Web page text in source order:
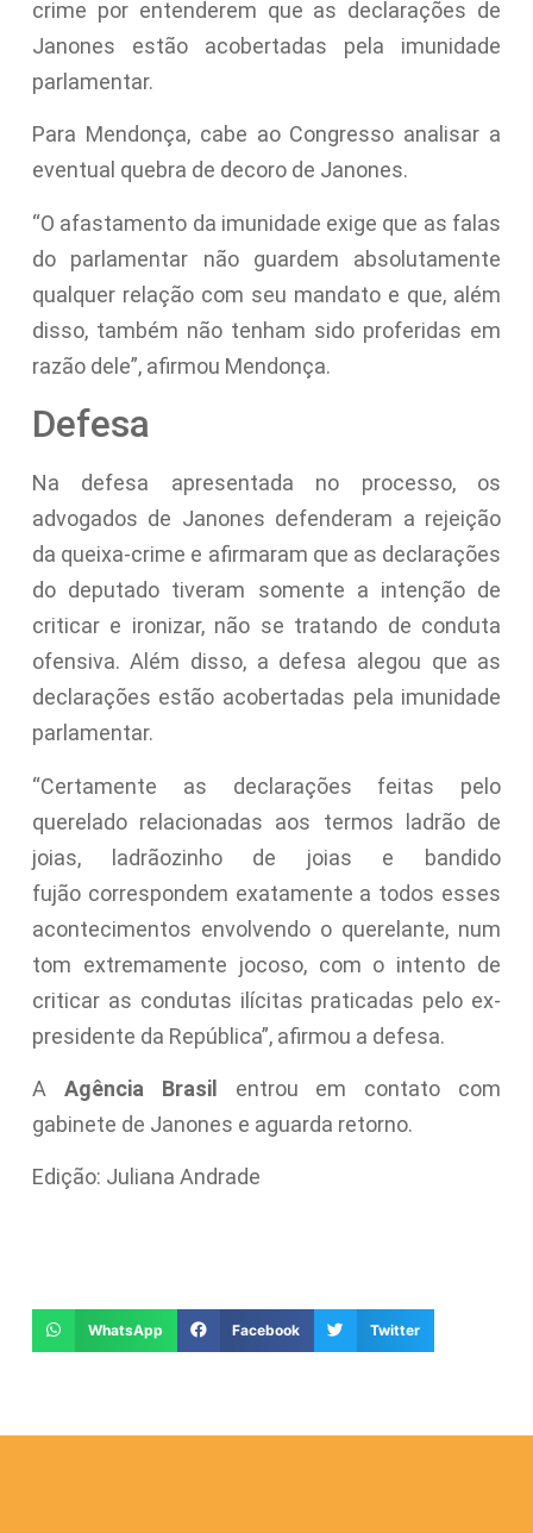
crime por entenderem que as declarações de
Janones estão acobertadas pela imunidade
parlamentar.
Para Mendonça, cabe ao Congresso analisar a
eventual quebra de decoro de Janones.
“O afastamento da imunidade exige que as falas
do parlamentar não guardem absolutamente
qualquer relação com seu mandato e que, além
disso, também não tenham sido proferidas em
razão dele”, afirmou Mendonça.
Defesa
Na defesa apresentada no processo, os
advogados de Janones defenderam a rejeição
da queixa-crime e afirmaram que as declarações
do deputado tiveram somente a intenção de
criticar e ironizar, não se tratando de conduta
ofensiva. Além disso, a defesa alegou que as
declarações estão acobertadas pela imunidade
parlamentar.
“Certamente as declarações feitas pelo
querelado relacionadas aos termos ladrão de
joias, ladrãozinho de joias e bandido
fujão correspondem exatamente a todos esses
acontecimentos envolvendo o querelante, num
tom extremamente jocoso, com o intento de
criticar as condutas ilícitas praticadas pelo ex-
presidente da República”, afirmou a defesa.
A Agência Brasil entrou em contato com
gabinete de Janones e aguarda retorno.
Edição: Juliana Andrade
WhatsApp Facebook Twitter